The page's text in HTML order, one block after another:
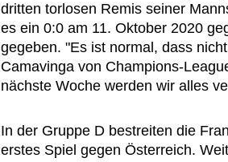
dritten torlosen Remis seiner
es ein 0:0 am 11. Oktober 2020
gegeben. "Es ist normal, dass
Camavinga von Champions-
nächste Woche werden wir alles
In der Gruppe D bestreiten die
erstes Spiel gegen Österreich.